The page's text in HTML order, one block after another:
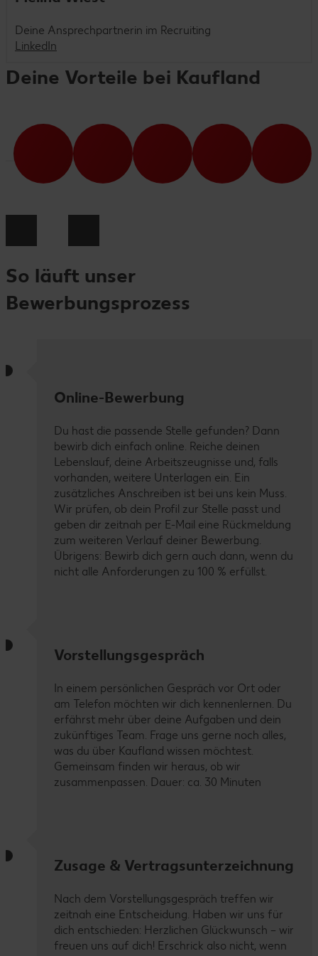
Deine Ansprechpartnerin im Recruiting
LinkedIn
Deine Vorteile bei Kaufland
So läuft unser
Bewerbungsprozess
Online-Bewerbung
Du hast die passende Stelle gefunden? Dann
bewirb dich einfach online. Reiche deinen
Lebenslauf, deine Arbeitszeugnisse und, falls
vorhanden, weitere Unterlagen ein. Ein
zusätzliches Anschreiben ist bei uns kein Muss.
Wir prüfen, ob dein Profil zur Stelle passt und
geben dir zeitnah per E-Mail eine Rückmeldung
zum weiteren Verlauf deiner Bewerbung.
Übrigens: Bewirb dich gern auch dann, wenn du
nicht alle Anforderungen zu 100 % erfüllst.
Vorstellungsgespräch
In einem persönlichen Gespräch vor Ort oder
am Telefon möchten wir dich kennenlernen. Du
erfährst mehr über deine Aufgaben und dein
zukünftiges Team. Frage uns gerne noch alles,
was du über Kaufland wissen möchtest.
Gemeinsam finden wir heraus, ob wir
zusammenpassen. Dauer: ca. 30 Minuten
Zusage & Vertragsunterzeichnung
Nach dem Vorstellungsgespräch treffen wir
zeitnah eine Entscheidung. Haben wir uns für
dich entschieden: Herzlichen Glückwunsch – wir
freuen uns auf dich! Erschrick also nicht, wenn